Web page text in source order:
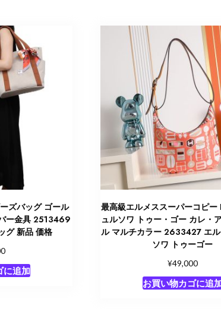
ズバッグ ゴール
ー金具 2513469
グ 新品 価格
に追加
最高級エルメススーパーコピー
ュルソワ トゥー・ゴー カレ・
ル マルチカラー 2633427 エ
ソワ トゥーゴー
¥49,000
お買い物カゴに追